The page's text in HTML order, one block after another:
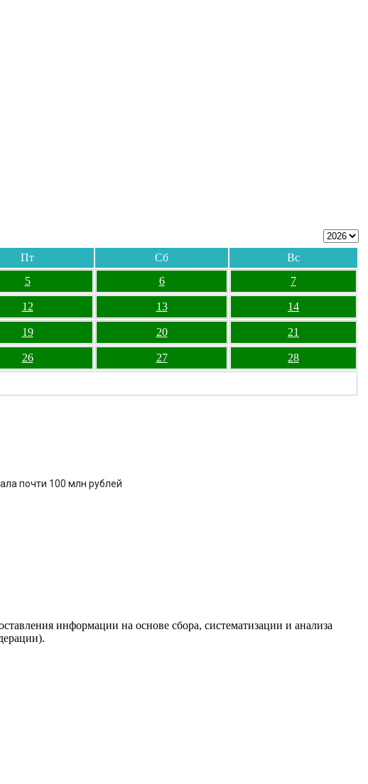
Пт Сб
Вс
5 6 7
12 13 14
19 20 21
26 27 28
почти 100 млн рублей
информации на основе сбора, систематизации и анализа